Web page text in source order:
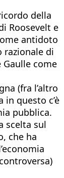
della
Roosevelt e
antidoto
razionale di
Gaulle come
(fra l’altro
questo c’è
pubblica.
scelta sul
che ha